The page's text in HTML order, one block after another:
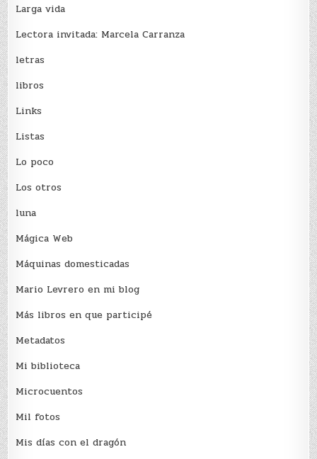
Larga vida
Lectora invitada: Marcela Carranza
letras
libros
Links
Listas
Lo poco
Los otros
luna
Mágica Web
Máquinas domesticadas
Mario Levrero en mi blog
Más libros en que participé
Metadatos
Mi biblioteca
Microcuentos
Mil fotos
Mis días con el dragón